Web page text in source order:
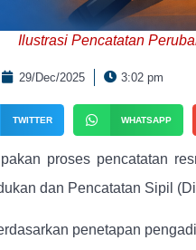
Ilustrasi Pencatatan
29/Dec/2025 3:02 pm
TWITTER WHATSAPP
proses pencatatan
dan Pencatatan Sipil
penetapan